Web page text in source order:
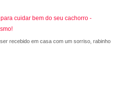
cuidar bem do seu cachorro -
recebido em casa com um sorriso, rabinho